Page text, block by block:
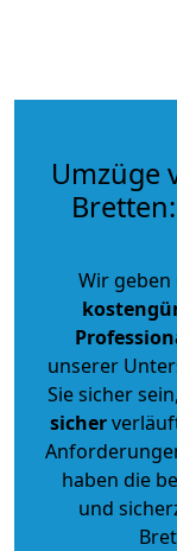
Umzüge
Wir geben
unserer
Sie sicher
sicher
haben die
und